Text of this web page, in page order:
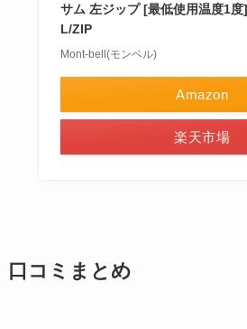
サム 左ジップ [最低使用温度1
L/ZIP
Mont-bell(モンベル)
Amazon
楽天市場
口コミまとめ